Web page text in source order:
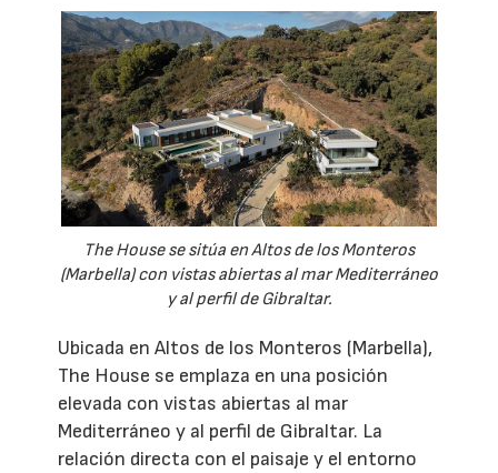
The House se sitúa en Altos de los Monteros
(Marbella) con vistas abiertas al mar Mediterráneo
y al perfil de Gibraltar.
Ubicada en Altos de los Monteros (Marbella),
The House se emplaza en una posición
elevada con vistas abiertas al mar
Mediterráneo y al perfil de Gibraltar. La
relación directa con el paisaje y el entorno